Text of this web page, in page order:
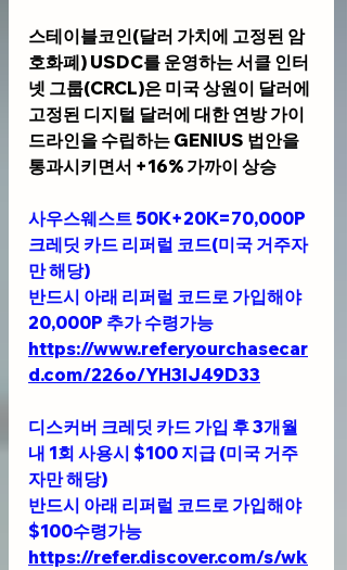
스테이블코인(달러 가치에 고정된 암
호화폐) USDC를 운영하는 서클 인터
넷 그룹(CRCL)은 미국 상원이 달러에
고정된 디지털 달러에 대한 연방 가이
드라인을 수립하는 GENIUS 법안을
통과시키면서 +16% 가까이 상승
사우스웨스트 50K+20K=70,000P
크레딧 카드 리퍼럴 코드(미국 거주자
만 해당)
반드시 아래 리퍼럴 코드로 가입해야
20,000P 추가 수령가능
https://www.referyourchasecar
d.com/226o/YH3IJ49D33
디스커버 크레딧 카드 가입 후 3개월
내 1회 사용시 $100 지급 (미국 거주
자만 해당)
반드시 아래 리퍼럴 코드로 가입해야
$100수령가능
https://refer.discover.com/s/wk